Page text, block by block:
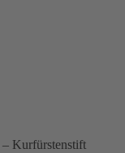
– Kurfürstenstift